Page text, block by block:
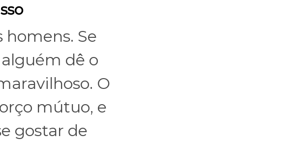
Se
dê o
O
mútuo, e
gostar de